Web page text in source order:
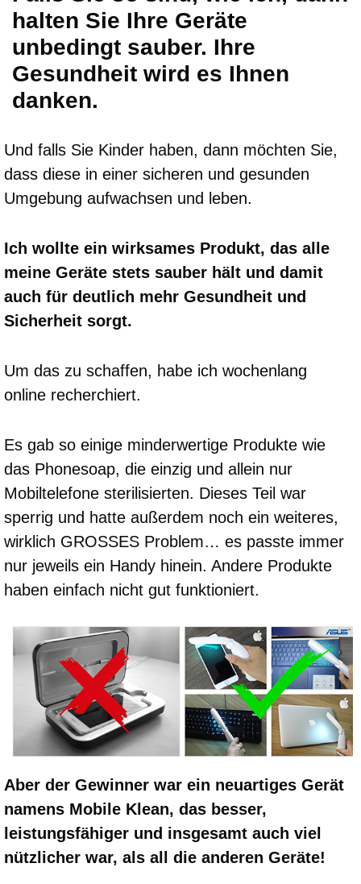
halten Sie Ihre Geräte
unbedingt sauber. Ihre
Gesundheit wird es Ihnen
danken.
Und falls Sie Kinder haben, dann möchten Sie,
dass diese in einer sicheren und gesunden
Umgebung aufwachsen und leben.
Ich wollte ein wirksames Produkt, das alle
meine Geräte stets sauber hält und damit
auch für deutlich mehr Gesundheit und
Sicherheit sorgt.
Um das zu schaffen, habe ich wochenlang
online recherchiert.
Es gab so einige minderwertige Produkte wie
das Phonesoap, die einzig und allein nur
Mobiltelefone sterilisierten. Dieses Teil war
sperrig und hatte außerdem noch ein weiteres,
wirklich GROSSES Problem… es passte immer
nur jeweils ein Handy hinein. Andere Produkte
haben einfach nicht gut funktioniert.
Aber der Gewinner war ein neuartiges Gerät
namens Mobile Klean, das besser,
leistungsfähiger und insgesamt auch viel
nützlicher war, als all die anderen Geräte!